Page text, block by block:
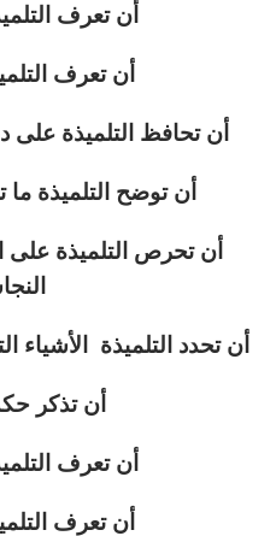
أن تعرف
أن تعرف
أن تحافظ التلميذة على
أن توضح التلميذة
أن تحرص التلميذة على
أن تحدد التلميذة الأشياء
أن تذكر
أن تعرف
أن تعرف